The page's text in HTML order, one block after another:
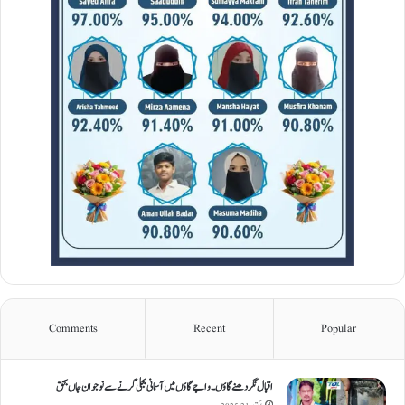
Popular
Recent
Comments
اقبال نگر دھنےگاؤں۔ واجےگاؤں میں آسمانی بجلی گرنے سے نوجوان جاں بحق